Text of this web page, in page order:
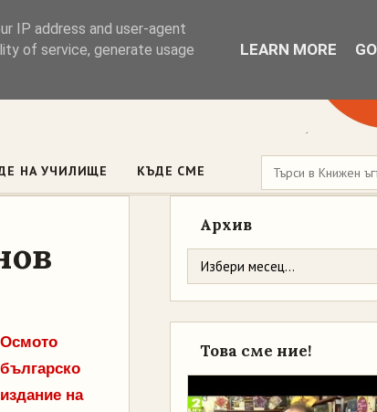
НА УЧИЛИЩЕ КЪДЕ СМЕ
Осмото
българско
издание на
Архив
Това сме ние!
IP address and user-agent
of service, generate usage
LEARN MORE